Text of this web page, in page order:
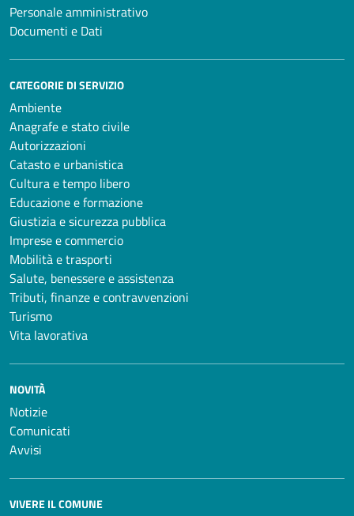
Personale amministrativo
Documenti e Dati
CATEGORIE DI SERVIZIO
Ambiente
Anagrafe e stato civile
Autorizzazioni
Catasto e urbanistica
Cultura e tempo libero
Educazione e formazione
Giustizia e sicurezza pubblica
Imprese e commercio
Mobilità e trasporti
Salute, benessere e assistenza
Tributi, finanze e contravvenzioni
Turismo
Vita lavorativa
NOVITÀ
Notizie
Comunicati
Avvisi
VIVERE IL COMUNE